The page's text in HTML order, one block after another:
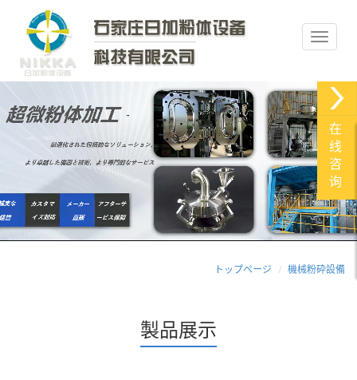
トップページ 機械粉砕設備
‌製品展示
在
线
咨
询